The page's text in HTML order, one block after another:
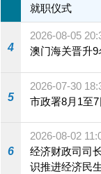
就职仪式
4
2026-08-05
澳门海关晋升
5
2026-07-30
市政署8月1至
6
2026-08-02
经济财政司司
识推进经济民